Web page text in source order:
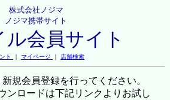
株式会社ノジマ
ノジマ携帯サイト
ル会員サイト
ト ｜ マイページ ｜ 店舗検索
規会員登録を行ってください。
ンロードは下記リンクよりお試し